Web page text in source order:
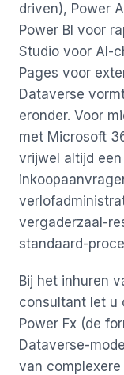
driven), Power
Power BI voor
Studio voor AI-
Pages voor
Dataverse
eronder. Voor
met Microsoft
vrijwel altijd
vergaderzaal-
standaard-
Bij het inhuren
consultant let u
Power Fx (de
Dataverse-
van